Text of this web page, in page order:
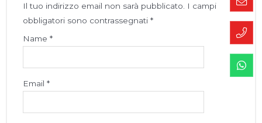
Il tuo indirizzo email non sarà pubblicato.
I campi
obbligatori sono contrassegnati*
Name*
Email*